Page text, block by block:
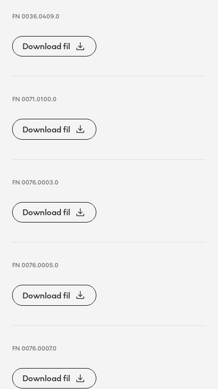
FN 0036.0409.0
Download fil
FN 0071.0100.0
Download fil
FN 0076.0003.0
Download fil
FN 0076.0005.0
Download fil
FN 0076.0007.0
Download fil